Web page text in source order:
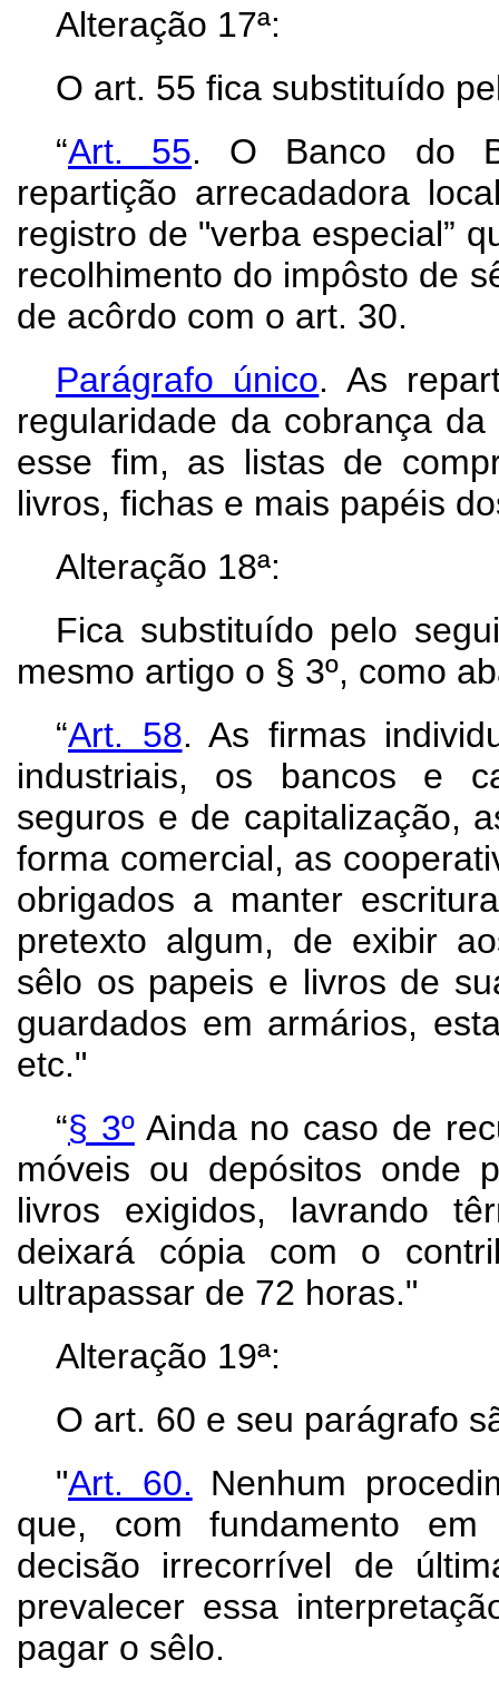
Alteração 17ª:
O art. 55 fica substituído
“Art. 55. O Banco do
repartição arrecadadora
registro de "verba especial”
recolhimento do impôsto de
de acôrdo com o art. 30.
Parágrafo único. As
regularidade da cobrança da
esse fim, as listas de
livros, fichas e mais papéis
Alteração 18ª:
Fica substituído pelo
mesmo artigo o § 3º, como
“Art. 58. As firmas
industriais, os bancos e
seguros e de capitalização,
forma comercial, as
obrigados a manter
pretexto algum, de exibir
sêlo os papeis e livros de
guardados em armários,
etc."
“§ 3ºAinda no caso de
móveis ou depósitos onde
livros exigidos, lavrando
deixará cópia com o
ultrapassar de 72 horas."
Alteração 19ª:
O art. 60 e seu parágrafo
"Art. 60. Nenhum
que, com fundamento em
decisão irrecorrível de
prevalecer essa
pagar o sêlo.